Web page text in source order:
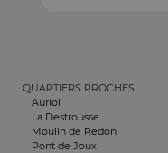
QUARTIERS PROCHES
Auriol
La Destrousse
Moulin de Redon
Pont de Joux